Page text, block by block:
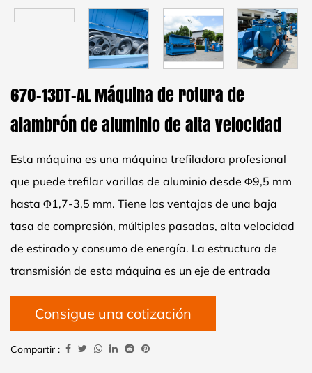
670-13DT-AL Máquina de rotura de
alambrón de aluminio de alta velocidad
Esta máquina es una máquina trefiladora profesional
que puede trefilar varillas de aluminio desde Φ9,5 mm
hasta Φ1,7-3,5 mm. Tiene las ventajas de una baja
tasa de compresión, múltiples pasadas, alta velocidad
de estirado y consumo de energía. La estructura de
transmisión de esta máquina es un eje de entrada
independiente, que impulsa dos ejes de rueda de torre,
un eje de rueda guía y un eje de rueda de velocidad fija
Consigue una cotización
Compartir :